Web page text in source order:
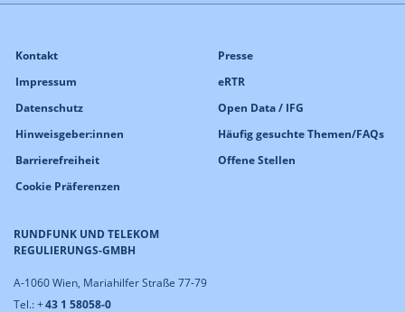
RUNDFUNK UND TELEKOM
REGULIERUNGS-GMBH
A-1060 Wien, Mariahilfer Straße 77-79
Tel.: +43 1 58058-0
Kontakt
Impressum
Datenschutz
Hinweisgeber:innen
Barrierefreiheit
Cookie Präferenzen
Presse
eRTR
Open Data / IFG
Häufig gesuchte Themen/FAQs
Offene Stellen